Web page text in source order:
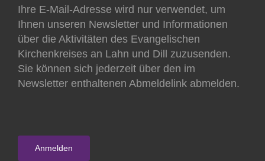
Ihre E-Mail-Adresse wird nur verwendet, um
Ihnen unseren Newsletter und Informationen
über die Aktivitäten des Evangelischen
Kirchenkreises an Lahn und Dill zuzusenden.
Sie können sich jederzeit über den im
Newsletter enthaltenen Abmeldelink abmelden.